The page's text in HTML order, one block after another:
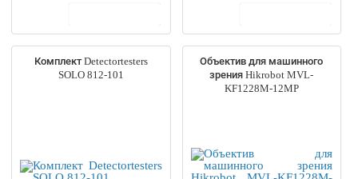
Комплект Detectortesters
SOLO 812-101
Объектив для машинного
зрения Hikrobot MVL-
KF1228M-12MP